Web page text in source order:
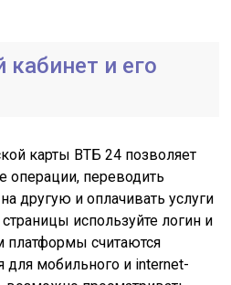
и его
карты ВТБ 24 позволяет
операции, переводить
другую и оплачивать услуги
используйте логин и
считаются
мобильного и internet-